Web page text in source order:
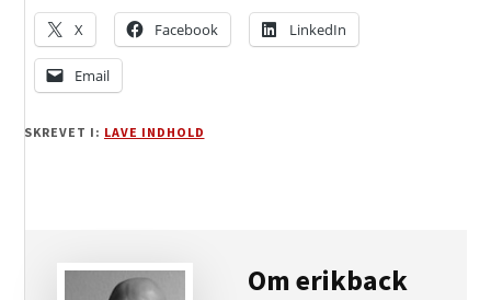
X Facebook LinkedIn
Email
SKREVET I: LAVE INDHOLD
Omerikback